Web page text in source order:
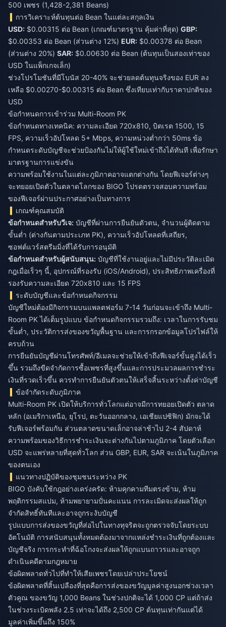
500 เพชร (1,428-2,381 Beans)
การวิเคราะห์ต้นทุนต่อ Bean ในแต่ละสกุลเงิน
USD: $0.00315 ต่อ Bean (เกณฑ์มาตรฐาน คุ้มค่าที่สุด) GBP:
$0.00353 ต่อ Bean (ส่วนต่าง 12%) EUR: $0.00378 ต่อ Bean
(ส่วนต่าง 20%) SAR: $0.00630 ต่อ Bean (ต้นทุนเป็นสองเท่าของ
USD ในแพ็กเกจเล็ก)
ช่วงโปรโมชันที่มีโบนัส 20-40% จะช่วยลดต้นทุนจริงของ EUR ลง
เหลือ $0.00270-$0.00315 ต่อ Bean ซึ่งเทียบเท่ากับราคาปกติของ
USD
ข้อกำหนดการเข้าร่วม Multi-Room PK
ข้อกำหนดทางเทคนิค: ความละเอียด 720x810, บิตเรต 1500, 15
FPS, ความเร็วอัปโหลด 5+ Mbps, ความหน่วงต่ำกว่า 50ms ข้อ
กำหนดระดับบัญชีจะช่วยป้องกันไม่ให้ผู้ใช้ใหม่เข้าถึงได้ทันที เพื่อรักษา
มาตรฐานการแข่งขัน
ความพร้อมใช้งานในแต่ละภูมิภาคอาจแตกต่างกัน โดยฟีเจอร์ต่างๆ
จะทยอยเปิดตัวในตลาดโลกของ BIGO โปรดตรวจสอบความพร้อม
ของฟีเจอร์ผ่านประกาศอย่างเป็นทางการ
เกณฑ์คุณสมบัติ
ข้อกำหนดสำหรับวีเจ: บัญชีที่ผ่านการยืนยันตัวตน, จำนวนผู้ติดตาม
ขั้นต่ำ (ต่างกันตามประเภท PK), ความเร็วอัปโหลดที่เสถียร,
ซอฟต์แวร์สตรีมมิ่งที่ได้รับการอนุมัติ
ข้อกำหนดสำหรับผู้สนับสนุน: บัญชีที่ใช้งานอยู่และไม่มีประวัติละเมิด
กฎเมื่อเร็วๆ นี้, อุปกรณ์ที่รองรับ (iOS/Android), ประสิทธิภาพเครื่องที่
รองรับความละเอียด 720x810 และ 15 FPS
ระดับบัญชีและข้อกำหนดกิจกรรม
บัญชีใหม่ต้องมีกิจกรรมบนแพลตฟอร์ม 7-14 วันก่อนจะเข้าถึง Multi-
Room PK ได้เต็มรูปแบบ ข้อกำหนดกิจกรรมรวมถึง: เวลาในการรับชม
ขั้นต่ำ, ประวัติการส่งของขวัญพื้นฐาน และการกรอกข้อมูลโปรไฟล์ให้
ครบถ้วน
การยืนยันบัญชีผ่านโทรศัพท์/อีเมลจะช่วยให้เข้าถึงฟีเจอร์ขั้นสูงได้เร็ว
ขึ้น รวมถึงขีดจำกัดการซื้อเพชรที่สูงขึ้นและการประมวลผลการชำระ
เงินที่รวดเร็วขึ้น ควรทำการยืนยันตัวตนให้เสร็จสิ้นระหว่างตั้งค่าบัญชี
ข้อจำกัดระดับภูมิภาค
Multi-Room PK เปิดให้บริการทั่วโลกแต่อาจมีการทยอยเปิดตัว ตลาด
หลัก (อเมริกาเหนือ, ยุโรป, ตะวันออกกลาง, เอเชียแปซิฟิก) มักจะได้
รับฟีเจอร์พร้อมกัน ส่วนตลาดขนาดเล็กอาจล่าช้าไป 2-4 สัปดาห์
ความพร้อมของวิธีการชำระเงินจะต่างกันไปตามภูมิภาค โดยตัวเลือก
USD จะแพร่หลายที่สุดทั่วโลก ส่วน GBP, EUR, SAR จะเน้นในภูมิภาค
ของตนเอง
แนวทางปฏิบัติของชุมชนระหว่าง PK
BIGO บังคับใช้กฎอย่างเคร่งครัด: ห้ามคุกคามทีมตรงข้าม, ห้าม
พฤติกรรมสแปม, ห้ามพยายามปั่นคะแนน การละเมิดจะส่งผลให้ถูก
จำกัดสิทธิ์ทันทีและอาจถูกระงับบัญชี
รูปแบบการส่งของขวัญที่ส่อไปในทางทุจริตจะถูกตรวจจับโดยระบบ
อัตโนมัติ การสนับสนุนทั้งหมดต้องมาจากแหล่งชำระเงินที่ถูกต้องและ
บัญชีจริง การกระทำที่ฉ้อโกงจะส่งผลให้ถูกแบนถาวรและอาจถูก
ดำเนินคดีตามกฎหมาย
ข้อผิดพลาดทั่วไปที่ทำให้เสียเพชรโดยเปล่าประโยชน์
ข้อผิดพลาดที่สิ้นเปลืองที่สุดคือการส่งของขวัญมูลค่าสูงนอกช่วงเวลา
ตัวคูณ ของขวัญ 1,000 Beans ในช่วงปกติจะได้ 1,000 CP แต่ถ้าส่ง
ในช่วงระเบิดพลัง 2.5 เท่าจะได้ถึง 2,500 CP ต้นทุนเท่ากันแต่ได้
มูลค่าเพิ่มขึ้นถึง 150%